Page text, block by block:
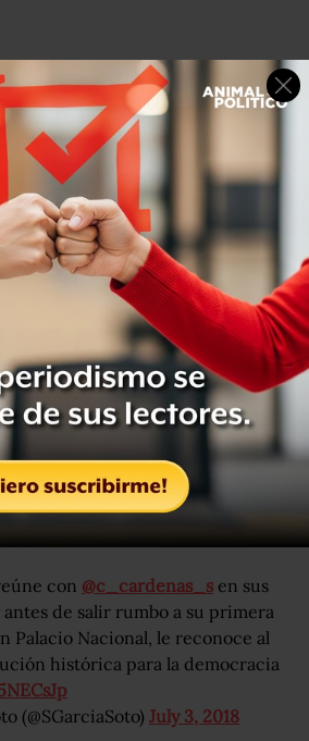
antes de la reunión con
este martes, previo a su reunión
Andrés Manuel recibió en su
en la esquina de Chihuahua y
Cuauhtémoc Cárdenas.
a Palacio Nacional, López Obrador
del excandidato presidencial de
al ingeniero, porque él como
y políticos fueron los
y gracias a ellos, y
se logró este triunfo para
de la vida pública de
gusto platicar ahora con el
con @c_cardenas_s en sus
antes de salir rumbo a su primera
Palacio Nacional, le reconoce al
histórica para la democracia
(@SGarciaSoto) July 3, 2018